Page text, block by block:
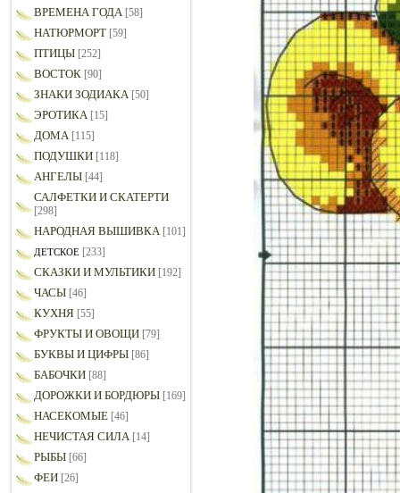
ВРЕМЕНА ГОДА [58]
НАТЮРМОРТ [59]
ПТИЦЫ [252]
ВОСТОК [90]
ЗНАКИ ЗОДИАКА [50]
ЭРОТИКА [15]
ДОМА [115]
ПОДУШКИ [118]
АНГЕЛЫ [44]
САЛФЕТКИ И СКАТЕРТИ
[298]
НАРОДНАЯ ВЫШИВКА [101]
ДЕТСКОЕ [233]
СКАЗКИ И МУЛЬТИКИ [192]
ЧАСЫ [46]
КУХНЯ [55]
ФРУКТЫ И ОВОЩИ [79]
БУКВЫ И ЦИФРЫ [86]
БАБОЧКИ [88]
ДОРОЖКИ И БОРДЮРЫ [169]
НАСЕКОМЫЕ [46]
НЕЧИСТАЯ СИЛА [14]
РЫБЫ [66]
ФЕИ [26]